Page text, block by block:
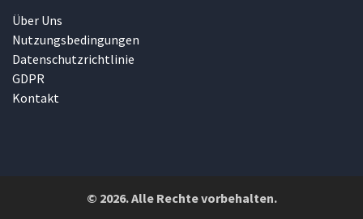
Über Uns
Nutzungsbedingungen
Datenschutzrichtlinie
GDPR
Kontakt
© 2026. Alle Rechte vorbehalten.